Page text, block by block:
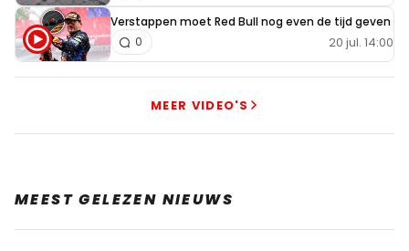
Verstappen moet Red Bull nog even de tijd geven
20 jul. 14:00
0
MEER VIDEO'S
MEEST GELEZEN NIEUWS